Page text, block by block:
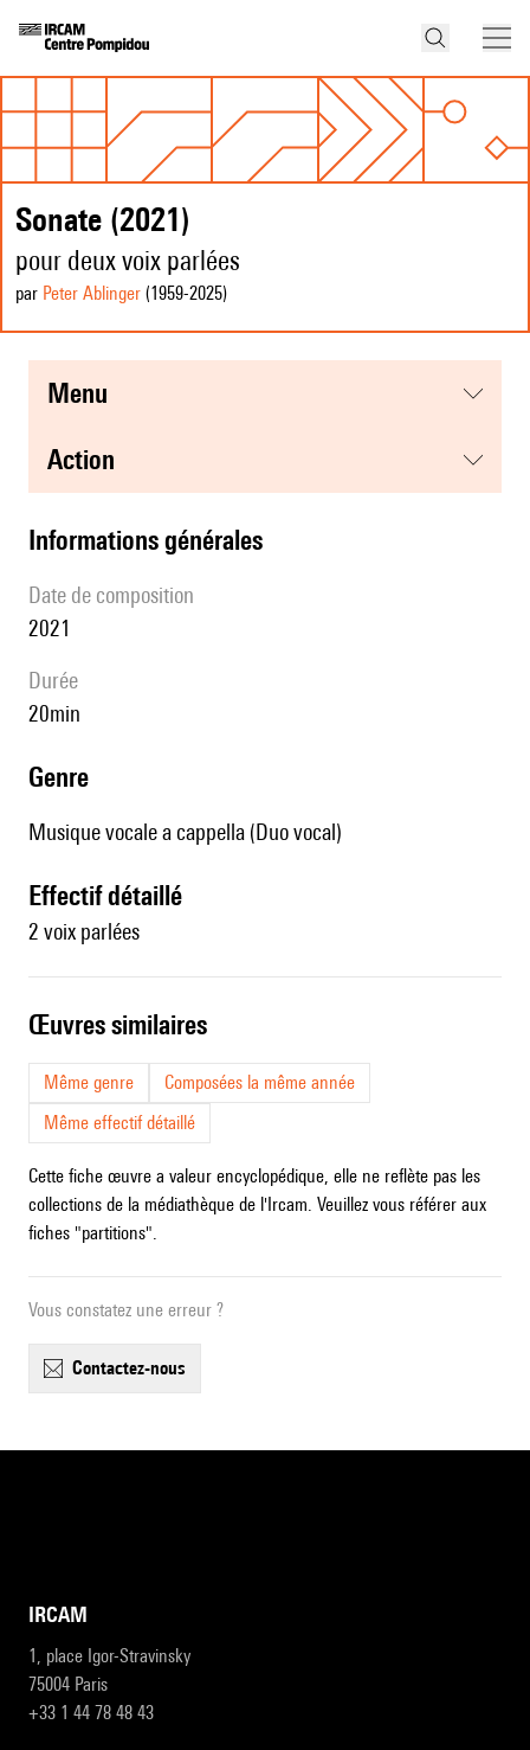
Sonate (2021)
pour deux voix parlées
par Peter Ablinger (1959-2025)
menu
action
informations générales
date de composition
2021
durée
20min
genre
Musique vocale a cappella (Duo vocal)
effectif détaillé
2 voix parlées
œuvres similaires
Même genre
Composées la même année
Même effectif détaillé
Cette fiche œuvre a valeur encyclopédique, elle ne reflète pas les
collections de la médiathèque de l'Ircam. Veuillez vous référer aux
fiches "partitions".
Vous constatez une erreur ?
contactez-nous
IRCAM
1, place Igor-Stravinsky
75004 Paris
+33 1 44 78 48 43